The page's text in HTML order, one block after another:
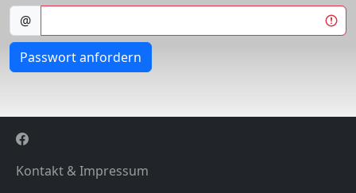
@
Passwort anfordern
Kontakt & Impressum